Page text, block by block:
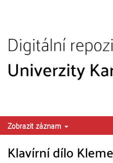
Zobrazit záznam
Klavírní dílo